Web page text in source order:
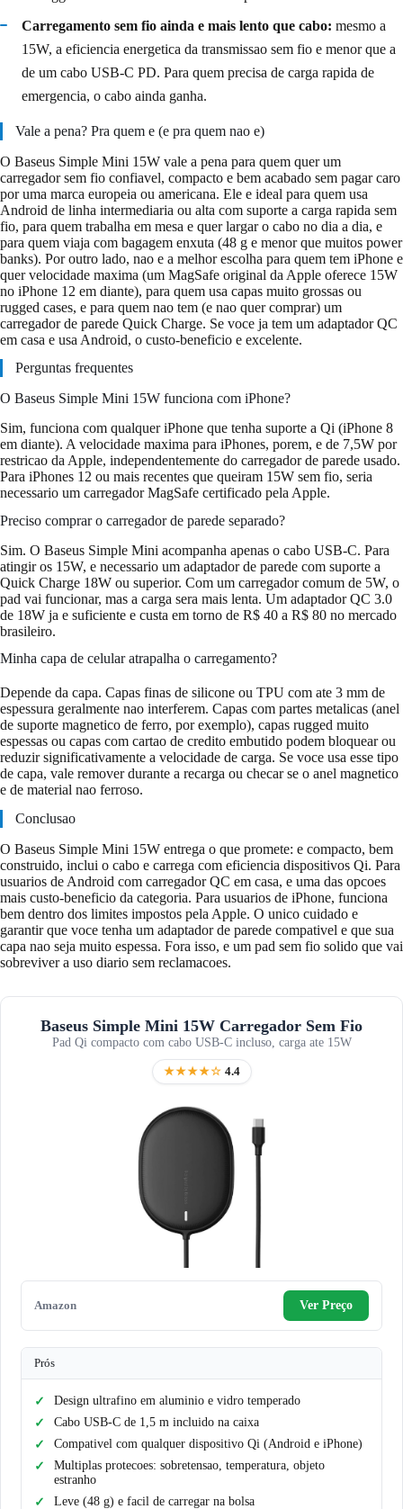
Carregamento sem fio ainda e mais lento que cabo: mesmo a
15W, a eficiencia energetica da transmissao sem fio e menor que a
de um cabo USB-C PD. Para quem precisa de carga rapida de
emergencia, o cabo ainda ganha.
Vale a pena? Pra quem e (e pra quem nao e)
O Baseus Simple Mini 15W vale a pena para quem quer um
carregador sem fio confiavel, compacto e bem acabado sem pagar caro
por uma marca europeia ou americana. Ele e ideal para quem usa
Android de linha intermediaria ou alta com suporte a carga rapida sem
fio, para quem trabalha em mesa e quer largar o cabo no dia a dia, e
para quem viaja com bagagem enxuta (48 g e menor que muitos power
banks). Por outro lado, nao e a melhor escolha para quem tem iPhone e
quer velocidade maxima (um MagSafe original da Apple oferece 15W
no iPhone 12 em diante), para quem usa capas muito grossas ou
rugged cases, e para quem nao tem (e nao quer comprar) um
carregador de parede Quick Charge. Se voce ja tem um adaptador QC
em casa e usa Android, o custo-beneficio e excelente.
Perguntas frequentes
O Baseus Simple Mini 15W funciona com iPhone?
Sim, funciona com qualquer iPhone que tenha suporte a Qi (iPhone 8
em diante). A velocidade maxima para iPhones, porem, e de 7,5W por
restricao da Apple, independentemente do carregador de parede usado.
Para iPhones 12 ou mais recentes que queiram 15W sem fio, seria
necessario um carregador MagSafe certificado pela Apple.
Preciso comprar o carregador de parede separado?
Sim. O Baseus Simple Mini acompanha apenas o cabo USB-C. Para
atingir os 15W, e necessario um adaptador de parede com suporte a
Quick Charge 18W ou superior. Com um carregador comum de 5W, o
pad vai funcionar, mas a carga sera mais lenta. Um adaptador QC 3.0
de 18W ja e suficiente e custa em torno de R$ 40 a R$ 80 no mercado
brasileiro.
Minha capa de celular atrapalha o carregamento?
Depende da capa. Capas finas de silicone ou TPU com ate 3 mm de
espessura geralmente nao interferem. Capas com partes metalicas (anel
de suporte magnetico de ferro, por exemplo), capas rugged muito
espessas ou capas com cartao de credito embutido podem bloquear ou
reduzir significativamente a velocidade de carga. Se voce usa esse tipo
de capa, vale remover durante a recarga ou checar se o anel magnetico
e de material nao ferroso.
Conclusao
O Baseus Simple Mini 15W entrega o que promete: e compacto, bem
construido, inclui o cabo e carrega com eficiencia dispositivos Qi. Para
usuarios de Android com carregador QC em casa, e uma das opcoes
mais custo-beneficio da categoria. Para usuarios de iPhone, funciona
bem dentro dos limites impostos pela Apple. O unico cuidado e
garantir que voce tenha um adaptador de parede compativel e que sua
capa nao seja muito espessa. Fora isso, e um pad sem fio solido que vai
sobreviver a uso diario sem reclamacoes.
Baseus Simple Mini 15W Carregador Sem Fio
Pad Qi compacto com cabo USB-C incluso, carga ate 15W
★★★★☆ 4.4
Amazon Ver Preço
Prós
Design ultrafino em aluminio e vidro temperado
Cabo USB-C de 1,5 m incluido na caixa
Compativel com qualquer dispositivo Qi (Android e iPhone)
Multiplas protecoes: sobretensao, temperatura, objeto
estranho
Leve (48 g) e facil de carregar na bolsa